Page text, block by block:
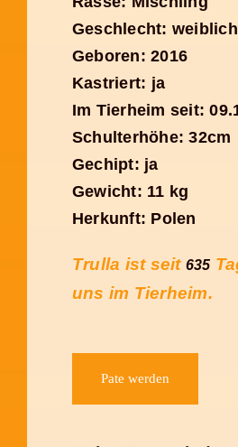
Geschlecht: weiblich
Geboren: 2016
Kastriert: ja
Im Tierheim seit:
Schulterhöhe: 32cm
Gechipt: ja
Gewicht: 11 kg
Herkunft: Polen
Trulla ist seit 635
uns im Tierheim.
Pate werden